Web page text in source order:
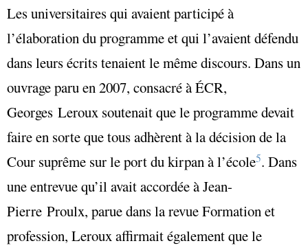
Les universitaires qui avaient participé à
l’élaboration du programme et qui l’avaient défendu
dans leurs écrits tenaient le même discours. Dans un
ouvrage paru en 2007, consacré à ÉCR,
Georges Leroux soutenait que le programme devait
faire en sorte que tous adhèrent à la décision de la
Cour suprême sur le port du kirpan à l’école5. Dans
une entrevue qu’il avait accordée à Jean-
Pierre Proulx, parue dans la revue Formation et
profession, Leroux affirmait également que le